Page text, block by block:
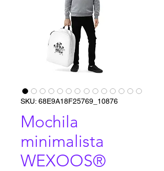
SKU: 68E9A18F25769_10876
Mochila
minimalista
WEXOOS®